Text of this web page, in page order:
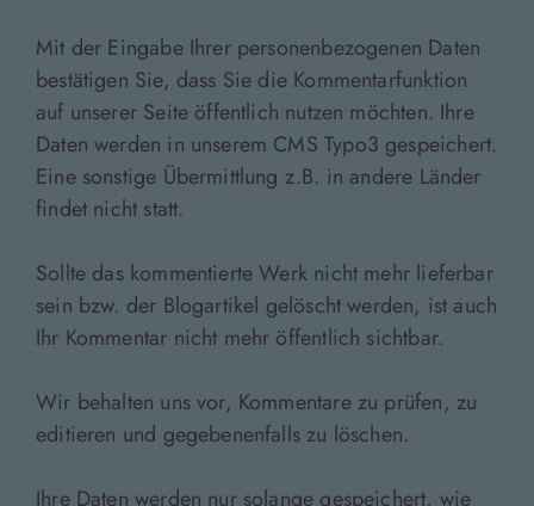
Mit der Eingabe Ihrer personenbezogenen Daten
bestätigen Sie, dass Sie die Kommentarfunktion
auf unserer Seite öffentlich nutzen möchten. Ihre
Daten werden in unserem CMS Typo3 gespeichert.
Eine sonstige Übermittlung z.B. in andere Länder
findet nicht statt.
Sollte das kommentierte Werk nicht mehr lieferbar
sein bzw. der Blogartikel gelöscht werden, ist auch
Ihr Kommentar nicht mehr öffentlich sichtbar.
Wir behalten uns vor, Kommentare zu prüfen, zu
editieren und gegebenenfalls zu löschen.
Ihre Daten werden nur solange gespeichert, wie